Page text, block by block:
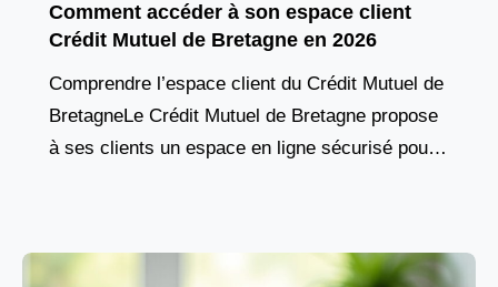
Comment accéder à son espace client
Crédit Mutuel de Bretagne en 2026
Comprendre l’espace client du Crédit Mutuel de
BretagneLe Crédit Mutuel de Bretagne propose
à ses clients un espace en ligne sécurisé pour